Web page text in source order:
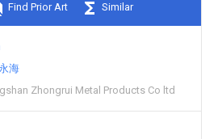
Find Prior Art Similar
海
Zhongrui Metal Products Co ltd